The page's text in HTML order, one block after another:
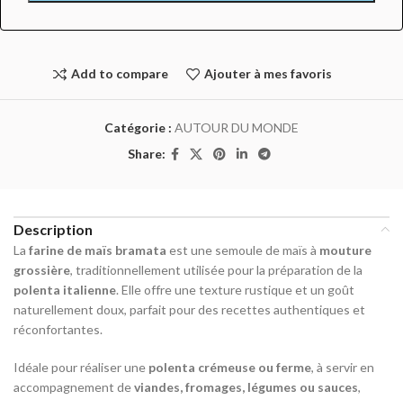
Add to compare Ajouter à mes favoris
Catégorie : AUTOUR DU MONDE
Share:
Description
La farine de maïs bramata est une semoule de maïs à mouture
grossière, traditionnellement utilisée pour la préparation de la
polenta italienne. Elle offre une texture rustique et un goût
naturellement doux, parfait pour des recettes authentiques et
réconfortantes.
Idéale pour réaliser une polenta crémeuse ou ferme, à servir en
accompagnement deviandes, fromages, légumes ou sauces,